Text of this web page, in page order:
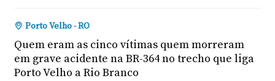
Porto Velho - RO
Quem eram as cinco vítimas quem morreram
em grave acidente na BR-364 no trecho que liga
Porto Velho a Rio Branco